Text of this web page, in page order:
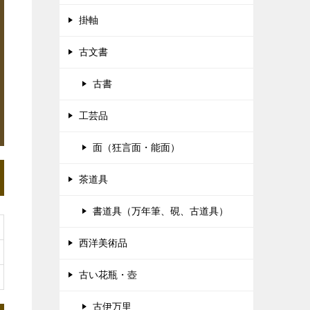
掛軸
古文書
古書
工芸品
面（狂言面・能面）
茶道具
書道具（万年筆、硯、古道具）
西洋美術品
古い花瓶・壺
古伊万里